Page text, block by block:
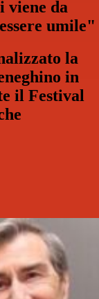
da
umile"
la
in
il Festival